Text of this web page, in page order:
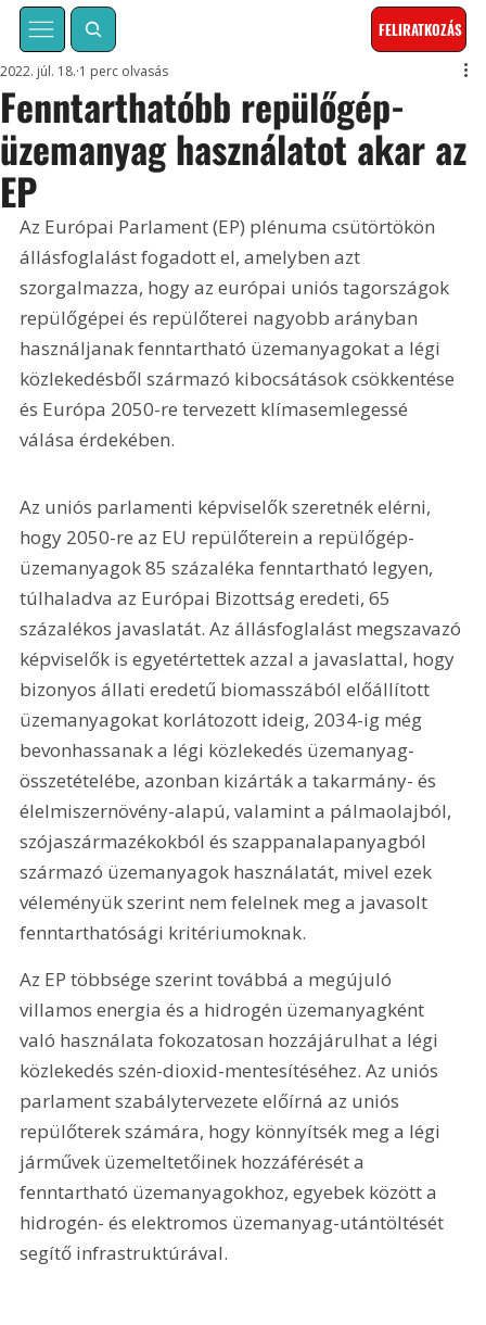
FELIRATKOZÁS
Fenntarthatóbb repülőgép-
üzemanyag használatot akar az
EP
2022. júl. 18. 1 perc olvasás
Az Európai Parlament (EP) plénuma csütörtökön
állásfoglalást fogadott el, amelyben azt
szorgalmazza, hogy az európai uniós tagországok
repülőgépei és repülőterei nagyobb arányban
használjanak fenntartható üzemanyagokat a légi
közlekedésből származó kibocsátások csökkentése
és Európa 2050-re tervezett klímasemlegessé
válása érdekében.
Az uniós parlamenti képviselők szeretnék elérni,
hogy 2050-re az EU repülőterein a repülőgép-
üzemanyagok 85 százaléka fenntartható legyen,
túlhaladva az Európai Bizottság eredeti, 65
százalékos javaslatát. Az állásfoglalást megszavazó
képviselők is egyetértettek azzal a javaslattal, hogy
bizonyos állati eredetű biomasszából előállított
üzemanyagokat korlátozott ideig, 2034-ig még
bevonhassanak a légi közlekedés üzemanyag-
összetételébe, azonban kizárták a takarmány- és
élelmiszernövény-alapú, valamint a pálmaolajból,
szójaszármazékokból és szappanalapanyagból
származó üzemanyagok használatát, mivel ezek
véleményük szerint nem felelnek meg a javasolt
fenntarthatósági kritériumoknak.
Az EP többsége szerint továbbá a megújuló
villamos energia és a hidrogén üzemanyagként
való használata fokozatosan hozzájárulhat a légi
közlekedés szén-dioxid-mentesítéséhez. Az uniós
parlament szabálytervezete előírná az uniós
repülőterek számára, hogy könnyítsék meg a légi
járművek üzemeltetőinek hozzáférését a
fenntartható üzemanyagokhoz, egyebek között a
hidrogén- és elektromos üzemanyag-utántöltését
segítő infrastruktúrával.